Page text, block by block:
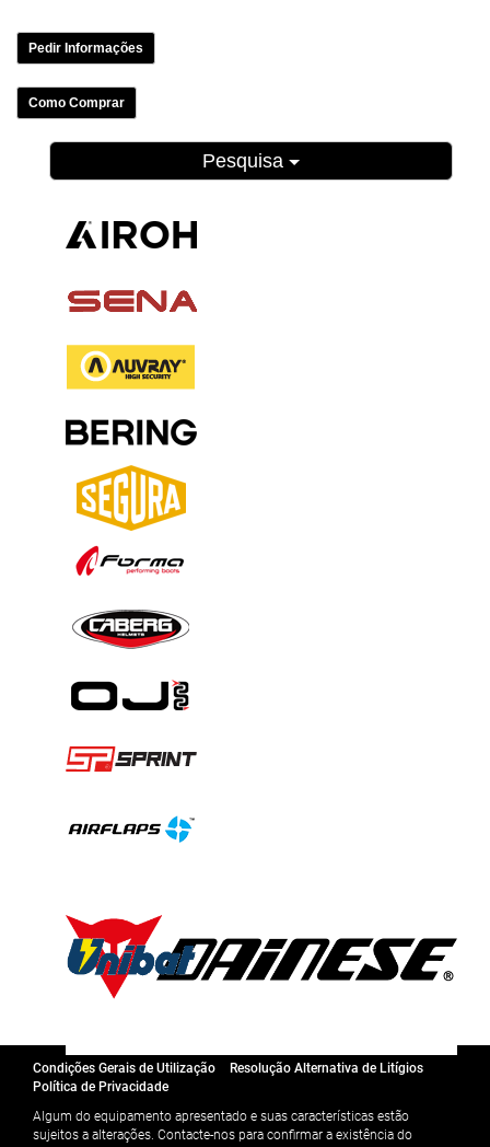
Pedir Informações
Como Comprar
Pesquisa
Condições Gerais de Utilização
Resolução Alternativa de Litígios
Política de Privacidade
Algum do equipamento apresentado e suas características estão
sujeitos a alterações. Contacte-nos para confirmar a existência do